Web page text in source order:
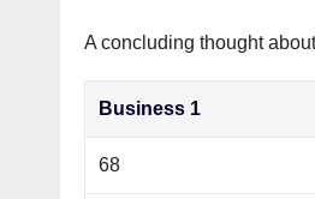
A concluding thought
Business 1
68